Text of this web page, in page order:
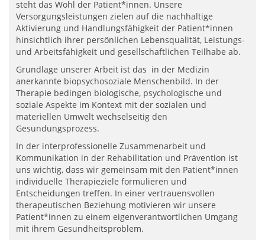
steht das Wohl der Patient*innen. Unsere
Versorgungsleistungen zielen auf die nachhaltige
Aktivierung und Handlungsfähigkeit der Patient*innen
hinsichtlich ihrer persönlichen Lebensqualität, Leistungs-
und Arbeitsfähigkeit und gesellschaftlichen Teilhabe ab.
Grundlage unserer Arbeit ist das in der Medizin
anerkannte biopsychosoziale Menschenbild. In der
Therapie bedingen biologische, psychologische und
soziale Aspekte im Kontext mit der sozialen und
materiellen Umwelt wechselseitig den
Gesundungsprozess.
In der interprofessionelle Zusammenarbeit und
Kommunikation in der Rehabilitation und Prävention ist
uns wichtig, dass wir gemeinsam mit den Patient*innen
individuelle Therapieziele formulieren und
Entscheidungen treffen. In einer vertrauensvollen
therapeutischen Beziehung motivieren wir unsere
Patient*innen zu einem eigenverantwortlichen Umgang
mit ihrem Gesundheitsproblem.